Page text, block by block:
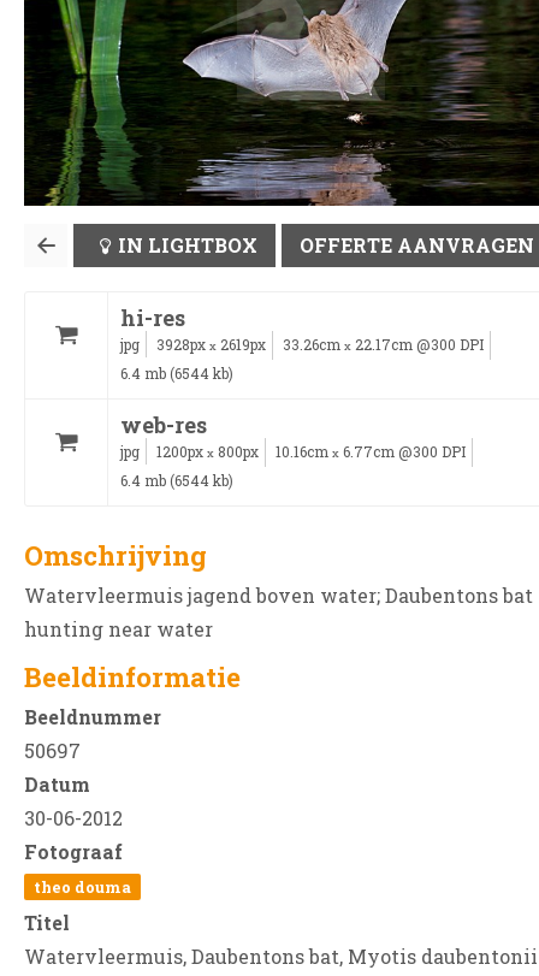
IN LIGHTBOX OFFERTE AANVRAGEN
hi-res
jpg 3928px x 2619px 33.26cm x 22.17cm @300 DPI
6.4 mb (6544 kb)
web-res
jpg 1200px x 800px 10.16cm x 6.77cm @300 DPI
6.4 mb (6544 kb)
Omschrijving
Watervleermuis jagend boven water; Daubentons bat
hunting near water
Beeldinformatie
Beeldnummer
50697
Datum
30-06-2012
Fotograaf
theo douma
Titel
Watervleermuis, Daubentons bat, Myotis daubentonii